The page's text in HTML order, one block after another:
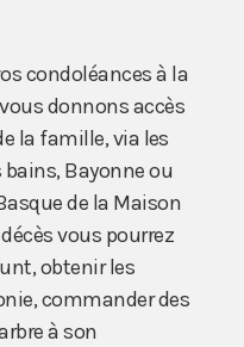
condoléances à la
donnons accès
la famille, via les
bains, Bayonne ou
de la Maison
vous pourrez
obtenir les
commander des
à son